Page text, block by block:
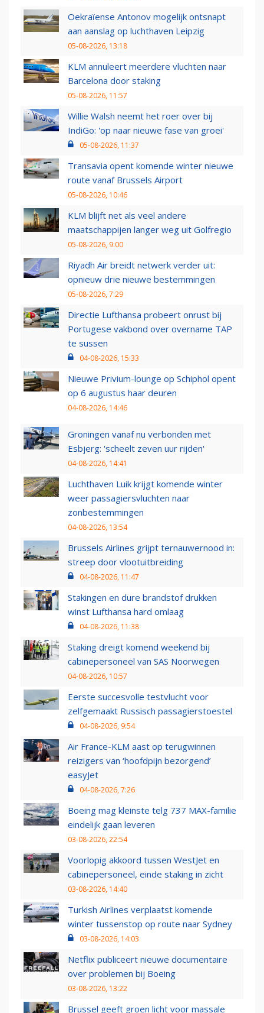
Oekraïense Antonov mogelijk ontsnapt
aan aanslag op luchthaven Leipzig
05-08-2026, 13:18
KLM annuleert meerdere vluchten naar
Barcelona door staking
05-08-2026, 11:57
Willie Walsh neemt het roer over bij
IndiGo: 'op naar nieuwe fase van groei'
05-08-2026, 11:37
Transavia opent komende winter nieuwe
route vanaf Brussels Airport
05-08-2026, 10:46
KLM blijft net als veel andere
maatschappijen langer weg uit Golfregio
05-08-2026, 9:00
Riyadh Air breidt netwerk verder uit:
opnieuw drie nieuwe bestemmingen
05-08-2026, 7:29
Directie Lufthansa probeert onrust bij
Portugese vakbond over overname TAP
te sussen
04-08-2026, 15:33
Nieuwe Privium-lounge op Schiphol opent
op 6 augustus haar deuren
04-08-2026, 14:46
Groningen vanaf nu verbonden met
Esbjerg: 'scheelt zeven uur rijden'
04-08-2026, 14:41
Luchthaven Luik krijgt komende winter
weer passagiersvluchten naar
zonbestemmingen
04-08-2026, 13:54
Brussels Airlines grijpt ternauwernood in:
streep door vlootuitbreiding
04-08-2026, 11:47
Stakingen en dure brandstof drukken
winst Lufthansa hard omlaag
04-08-2026, 11:38
Staking dreigt komend weekend bij
cabinepersoneel van SAS Noorwegen
04-08-2026, 10:57
Eerste succesvolle testvlucht voor
zelfgemaakt Russisch passagierstoestel
04-08-2026, 9:54
Air France-KLM aast op terugwinnen
reizigers van ‘hoofdpijn bezorgend’
easyJet
04-08-2026, 7:26
Boeing mag kleinste telg 737 MAX-familie
eindelijk gaan leveren
03-08-2026, 22:54
Voorlopig akkoord tussen WestJet en
cabinepersoneel, einde staking in zicht
03-08-2026, 14:40
Turkish Airlines verplaatst komende
winter tussenstop op route naar Sydney
03-08-2026, 14:03
Netflix publiceert nieuwe documentaire
over problemen bij Boeing
03-08-2026, 13:22
Brussel geeft groen licht voor massale